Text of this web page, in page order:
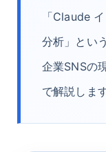
「Claude
分析」とい
企業SNSの
で解説します